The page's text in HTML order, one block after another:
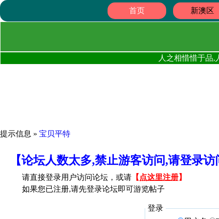
首页 新澳区
人之相惜惜于品,
提示信息 » 宝贝平特
【论坛人数太多,禁止游客访问,请登录
请直接登录用户访问论坛，或请 【 点这里注册】
如果您已注册,请先登录论坛即可游览帖子
登录